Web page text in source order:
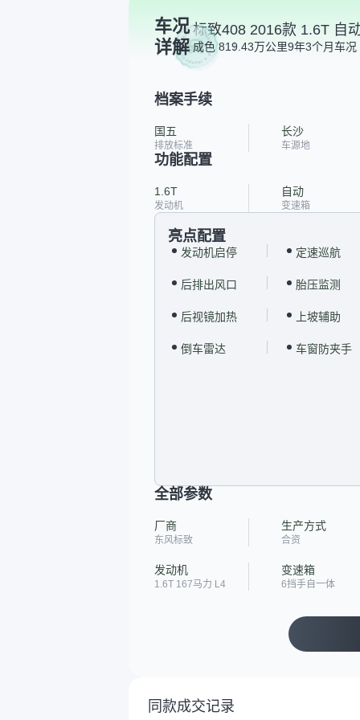
车况
详解
标致408 2016款 1.6T 自
成色 819.43万公里9年3个月车况
档案手续
国五
排放标准
长沙
车源地
功能配置
1.6T
发动机
自动
变速箱
亮点配置
发动机启停 定速巡航
后排出风口 胎压监测
后视镜加热 上坡辅助
倒车雷达 车窗防夹手
全部参数
厂商
东风标致
生产方式
合资
发动机
1.6T 167马力 L4
变速箱
6挡手自一体
同款成交记录